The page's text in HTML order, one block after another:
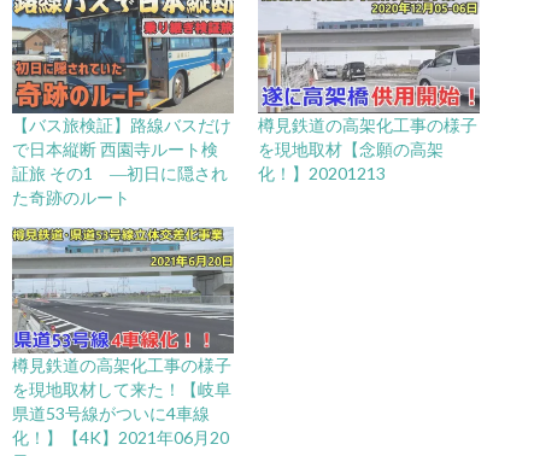
【バス旅検証】路線バスだけ
で日本縦断 西園寺ルート検
証旅 その1 ―初日に隠され
た奇跡のルート
樽見鉄道の高架化工事の様子
を現地取材【念願の高架
化！】20201213
樽見鉄道の高架化工事の様子
を現地取材して来た！【岐阜
県道53号線がついに4車線
化！】【4K】2021年06月20